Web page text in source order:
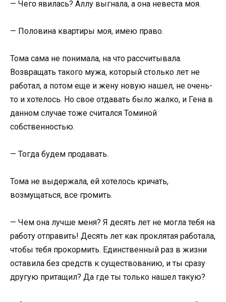
— Чего явилась? Аллу выгнала, а она невеста моя.
— Половина квартиры моя, имею право.
Тома сама не понимала, на что рассчитывала.
Возвращать такого мужа, который столько лет не
работал, а потом еще и жену новую нашел, не очень-
то и хотелось. Но свое отдавать было жалко, и Гена в
данном случае тоже считался Томиной
собственностью.
— Тогда будем продавать.
Тома не выдержала, ей хотелось кричать,
возмущаться, все громить.
— Чем она лучше меня? Я десять лет не могла тебя на
работу отправить! Десять лет как проклятая работала,
чтобы тебя прокормить. Единственный раз в жизни
оставила без средств к существованию, и ты сразу
другую притащил? Да где ты только нашел такую?